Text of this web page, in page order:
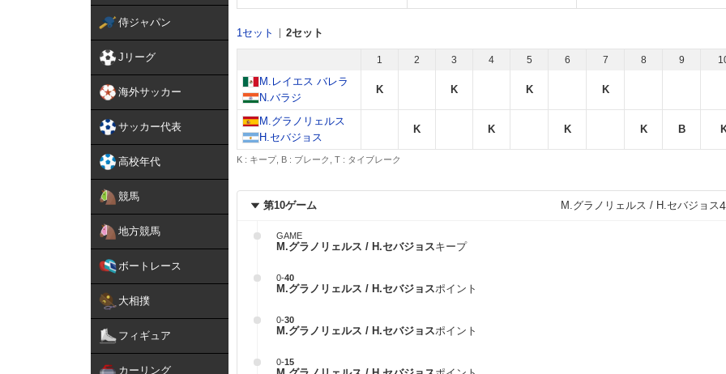
侍ジャパン
Jリーグ
海外サッカー
サッカー代表
高校年代
競馬
地方競馬
ボートレース
大相撲
フィギュア
カーリング
1セット 2セット
1 2 3 4 5 6 7 8 9
M.レイエス バレラ
N.バラジ
K K K K
M.グラノリェルス
H.セバジョス
K K K K B
K : キープ, B : ブレーク, T : タイブレーク
第10ゲーム M.グラノリェルス / H.セバジョス4
GAME
M.グラノリェルス / H.セバジョスキープ
0-40
M.グラノリェルス / H.セバジョスポイント
0-30
M.グラノリェルス / H.セバジョスポイント
0-15